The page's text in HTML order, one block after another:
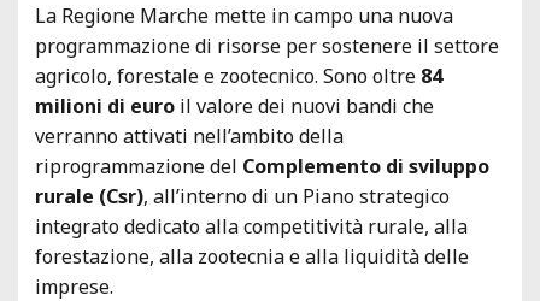
La Regione Marche mette in campo una nuova
programmazione di risorse per sostenere il settore
agricolo, forestale e zootecnico. Sono oltre 84
milioni di euro il valore dei nuovi bandi che
verranno attivati nell’ambito della
riprogrammazione del Complemento di sviluppo
rurale (Csr), all’interno di un Piano strategico
integrato dedicato alla competitività rurale, alla
forestazione, alla zootecnia e alla liquidità delle
imprese.